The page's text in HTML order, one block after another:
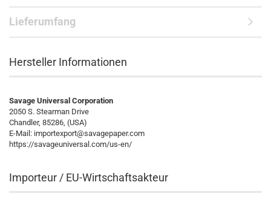
Lieferumfang
Hersteller Informationen
Savage Universal Corporation
2050 S. Stearman Drive
Chandler, 85286, (USA)
E-Mail: importexport@savagepaper.com
https://savageuniversal.com/us-en/
Importeur / EU-Wirtschaftsakteur